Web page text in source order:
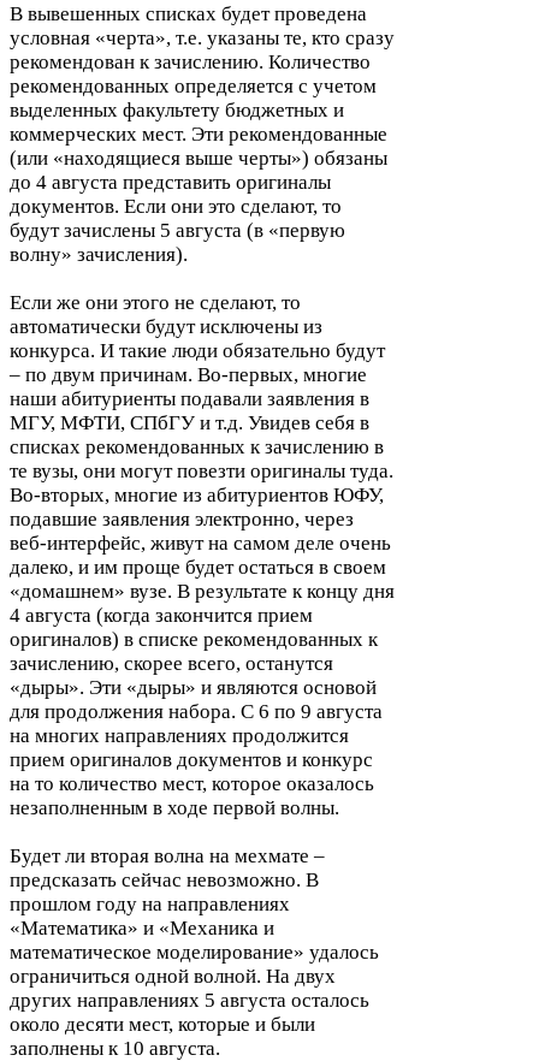
В вывешенных списках будет проведена
условная «черта», т.е. указаны те, кто сразу
рекомендован к зачислению. Количество
рекомендованных определяется с учетом
выделенных факультету бюджетных и
коммерческих мест. Эти рекомендованные
(или «находящиеся выше черты») обязаны
до 4 августа представить оригиналы
документов. Если они это сделают, то
будут зачислены 5 августа (в «первую
волну» зачисления).
Если же они этого не сделают, то
автоматически будут исключены из
конкурса. И такие люди обязательно будут
– по двум причинам. Во-​первых, многие
наши абитуриенты подавали заявления в
МГУ, МФТИ, СПбГУ и т.д. Увидев себя в
списках рекомендованных к зачислению в
те вузы, они могут повезти оригиналы туда.
Во-​вторых, многие из абитуриентов ЮФУ,
подавшие заявления электронно, через
веб-​интерфейс, живут на самом деле очень
далеко, и им проще будет остаться в своем
«домашнем» вузе. В результате к концу дня
4 августа (когда закончится прием
оригиналов) в списке рекомендованных к
зачислению, скорее всего, останутся
«дыры». Эти «дыры» и являются основой
для продолжения набора. С 6 по 9 августа
на многих направлениях продолжится
прием оригиналов документов и конкурс
на то количество мест, которое оказалось
незаполненным в ходе первой волны.
Будет ли вторая волна на мехмате –
предсказать сейчас невозможно. В
прошлом году на направлениях
«Математика» и «Механика и
математическое моделирование» удалось
ограничиться одной волной. На двух
других направлениях 5 августа осталось
около десяти мест, которые и были
заполнены к 10 августа.